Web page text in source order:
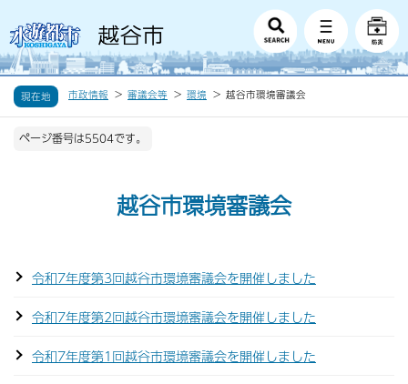
現在地 市政情報 審議会等 環境 越谷市環境審議会
ページ番号は5504です。
越谷市環境審議会
令和7年度第3回越谷市環境審議会を開催しました
令和7年度第2回越谷市環境審議会を開催しました
令和7年度第1回越谷市環境審議会を開催しました